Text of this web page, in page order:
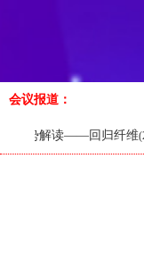
会议报道：
——回归纤维(2021-09-17)